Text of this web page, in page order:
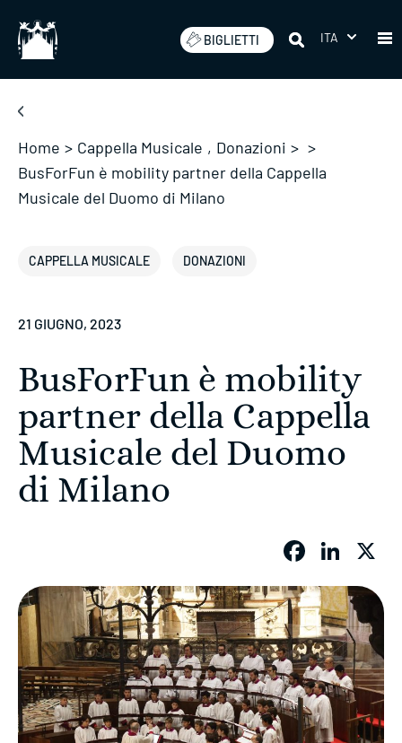
BIGLIETTI ITA
Home > Cappella Musicale , Donazioni > >
BusForFun è mobility partner della Cappella
Musicale del Duomo di Milano
CAPPELLA MUSICALE DONAZIONI
21 GIUGNO, 2023
BusForFun è mobility
partner della Cappella
Musicale del Duomo
di Milano